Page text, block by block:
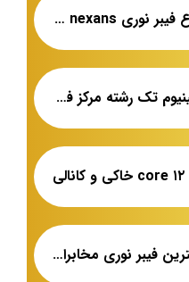
فروش عمده انواع فیبر نوری armored nexans
قیمت کابل آلومینیوم تک رشته مرکز فروش
قیمت فروش بهترین فیبر نوری مخابراتی